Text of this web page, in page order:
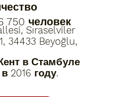
750 человек
Sıraselviler
34433 Beyoğlu,
в Стамбуле
2016 году.